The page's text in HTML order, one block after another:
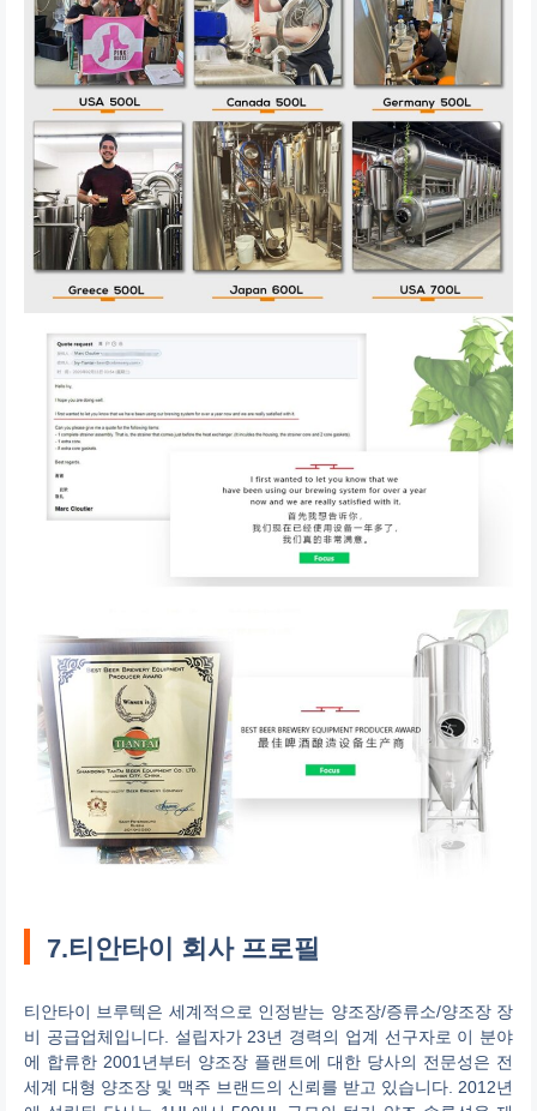
7.티안타이 회사 프로필
티안타이 브루텍은 세계적으로 인정받는 양조장/증류소/양조장 장
비 공급업체입니다. 설립자가 23년 경력의 업계 선구자로 이 분야
에 합류한 2001년부터 양조장 플랜트에 대한 당사의 전문성은 전
세계 대형 양조장 및 맥주 브랜드의 신뢰를 받고 있습니다. 2012년